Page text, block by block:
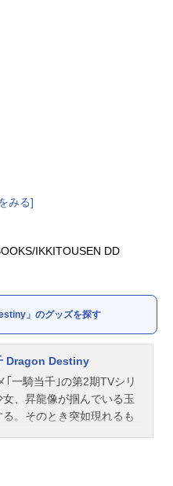
IKKITOUSEN DD
」のグッズを探す
Dragon Destiny
｢一騎当千｣の第2期TVシリ
女、昇龍像が掴んでいる玉
る。そのとき突如現れるも